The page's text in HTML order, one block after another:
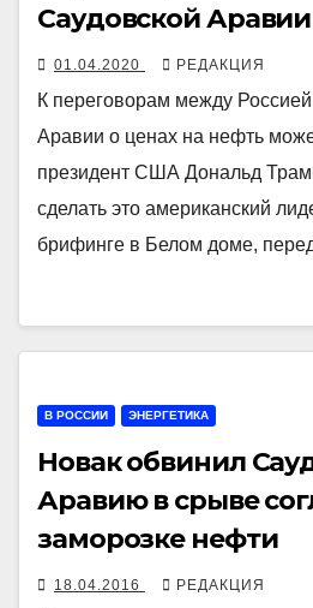
Саудовской
01.04.2020 РЕДАКЦИЯ
К переговорам между
Аравии о ценах на нефть
президент США Дональд
сделать это американский
брифинге в Белом доме,
В РОССИИ ЭНЕРГЕТИКА
Новак обвинил
Аравию в срыве
заморозке нефти
18.04.2016 РЕДАКЦИЯ